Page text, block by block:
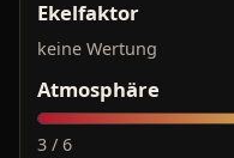
Ekelfaktor
keine Wertung
Atmosphäre
3 / 6